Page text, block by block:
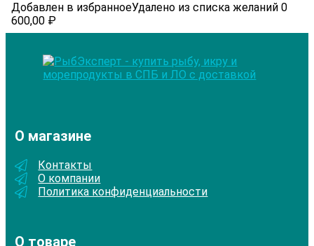
Добавлен в избранноеУдалено из списка желаний 0
600,00 ₽
О магазине
Контакты
О компании
Политика конфиденциальности
О товаре